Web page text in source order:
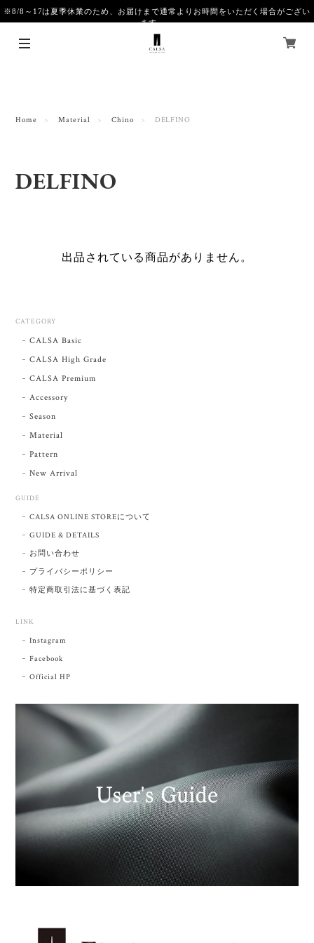
※8/8～17は夏季休業のため、お届けまで通常よりお時間をいただく場合がござい
ます。
Home Material Chino DELFINO
DELFINO
出品されている商品がありません。
CATEGORY
CALSA Basic
CALSA High Grade
CALSA Premium
Accessory
Season
Material
Pattern
New Arrival
GUIDE
CALSA ONLINE STOREについて
GUIDE & DETAILS
お問い合わせ
プライバシーポリシー
特定商取引法に基づく表記
LINK
Instagram
Facebook
Official HP